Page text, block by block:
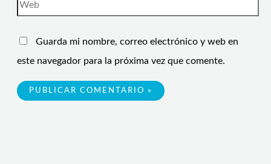
Guarda mi nombre, correo electrónico y web en
este navegador para la próxima vez que comente.